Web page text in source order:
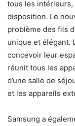
tous les
disposition. Le
problème des fils
unique et élégant.
concevoir leur
réunit tous les
d’une salle de
et les appareils
Samsung a